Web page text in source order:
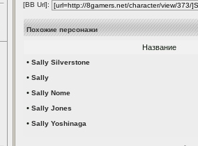
[BB Url]:
Похожие персонажи
Название
• Sally Silverstone
• Sally
• Sally Nome
• Sally Jones
• Sally Yoshinaga